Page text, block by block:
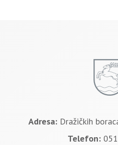
Adresa: Dražičkih
Telefon: